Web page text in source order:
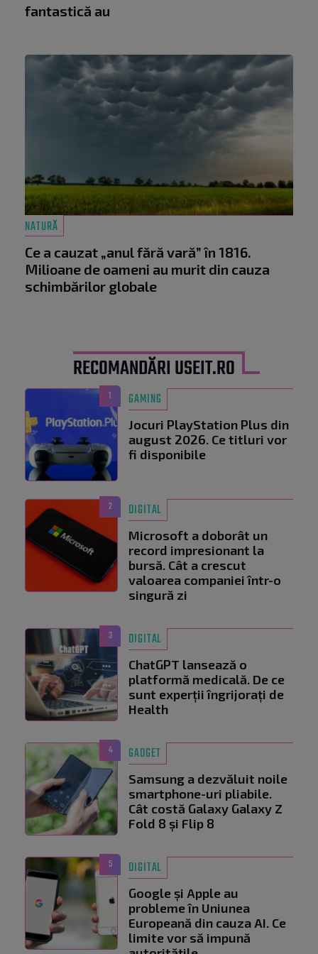
fantastică au
NATURĂ
Ce a cauzat „anul fără vară” în 1816.
Milioane de oameni au murit din cauza
schimbărilor globale
RECOMANDĂRI USEIT.RO
1 GAMING
Jocuri PlayStation Plus din
august 2026. Ce titluri vor
fi disponibile
2 DIGITAL
Microsoft a doborât un
record impresionant la
bursă. Cât a crescut
valoarea companiei într-o
singură zi
3 DIGITAL
ChatGPT lansează o
platformă medicală. De ce
sunt experții îngrijorați de
Health
4 GADGET
Samsung a dezvăluit noile
smartphone-uri pliabile.
Cât costă Galaxy Galaxy Z
Fold 8 și Flip 8
5 DIGITAL
Google și Apple au
probleme în Uniunea
Europeană din cauza AI. Ce
limite vor să impună